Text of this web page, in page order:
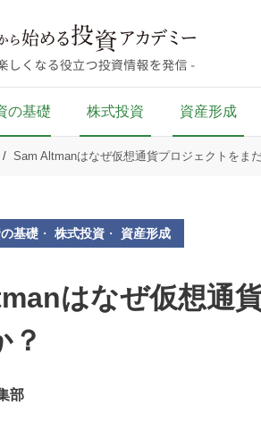
の基礎 株式投資 資産形成
Sam Altmanはなぜ仮想通貨プロジェクトをま
基礎 ・ 株式投資 ・ 資産形成
はなぜ仮想通
？
部